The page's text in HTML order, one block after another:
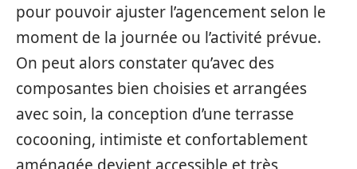
pour pouvoir ajuster l’agencement selon le
moment de la journée ou l’activité prévue.
On peut alors constater qu’avec des
composantes bien choisies et arrangées
avec soin, la conception d’une terrasse
cocooning, intimiste et confortablement
aménagée devient accessible et très